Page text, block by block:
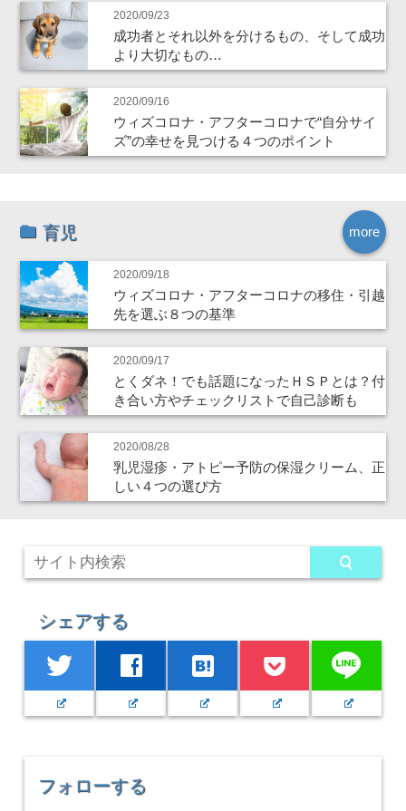
2020/09/23
成功者とそれ以外を分けるもの、そして成功
より大切なもの…
2020/09/16
ウィズコロナ・アフターコロナで“自分サイ
ズ”の幸せを見つける４つのポイント
more
育児
2020/09/18
ウィズコロナ・アフターコロナの移住・引越
先を選ぶ８つの基準
2020/09/17
とくダネ！でも話題になったＨＳＰとは？付
き合い方やチェックリストで自己診断も
2020/08/28
乳児湿疹・アトピー予防の保湿クリーム、正
しい４つの選び方
シェアする
twitter facebook hatenabookmark line
フォローする